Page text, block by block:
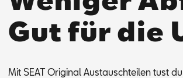
Gut für die
Mit SEAT Ori­gi­nal Aus­tausch­tei­len tust